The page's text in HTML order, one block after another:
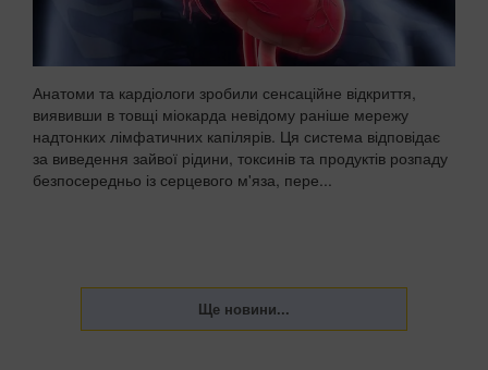
Анатоми та кардіологи зробили сенсаційне відкриття,
виявивши в товщі міокарда невідому раніше мережу
надтонких лімфатичних капілярів. Ця система відповідає
за виведення зайвої рідини, токсинів та продуктів розпаду
безпосередньо із серцевого м'яза, пере...